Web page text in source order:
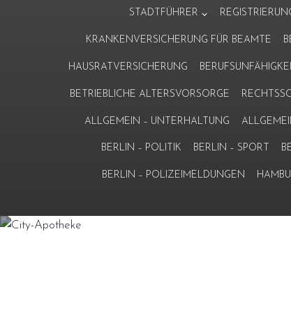
STADTFÜHRER
KRANKENVERSICHERUNG FÜR BEAMTE
HAUSRATVERSICHERUNG
BETRIEBLICHE ALTERSVORSORGE
ALLGEMEIN – UNTERHALTUNG
BERLIN – POLITIK BERLIN – SPORT
BERLIN – POLIZEIMELDUNGEN